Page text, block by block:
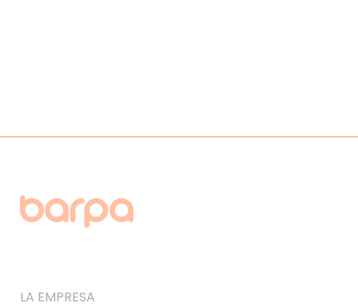
LA EMPRESA